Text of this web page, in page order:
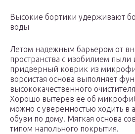
Высокие бортики удерживают
воды
Летом надежным барьером от
пространства с изобилием пыли
придверный коврик из
ворсистая основа выполняет
высококачественного
Хорошо вытерев ее об
можно с уверенностью ходить в
обуви по дому. Мягкая основа
типом напольного покрытия.